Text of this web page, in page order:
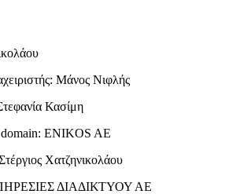
Μάνος Νιφλής
Κασίμη
domain: ENIKOS AE
Χατζηνικολάου
ΔΙΑΔΙΚΤΥΟΥ ΑΕ